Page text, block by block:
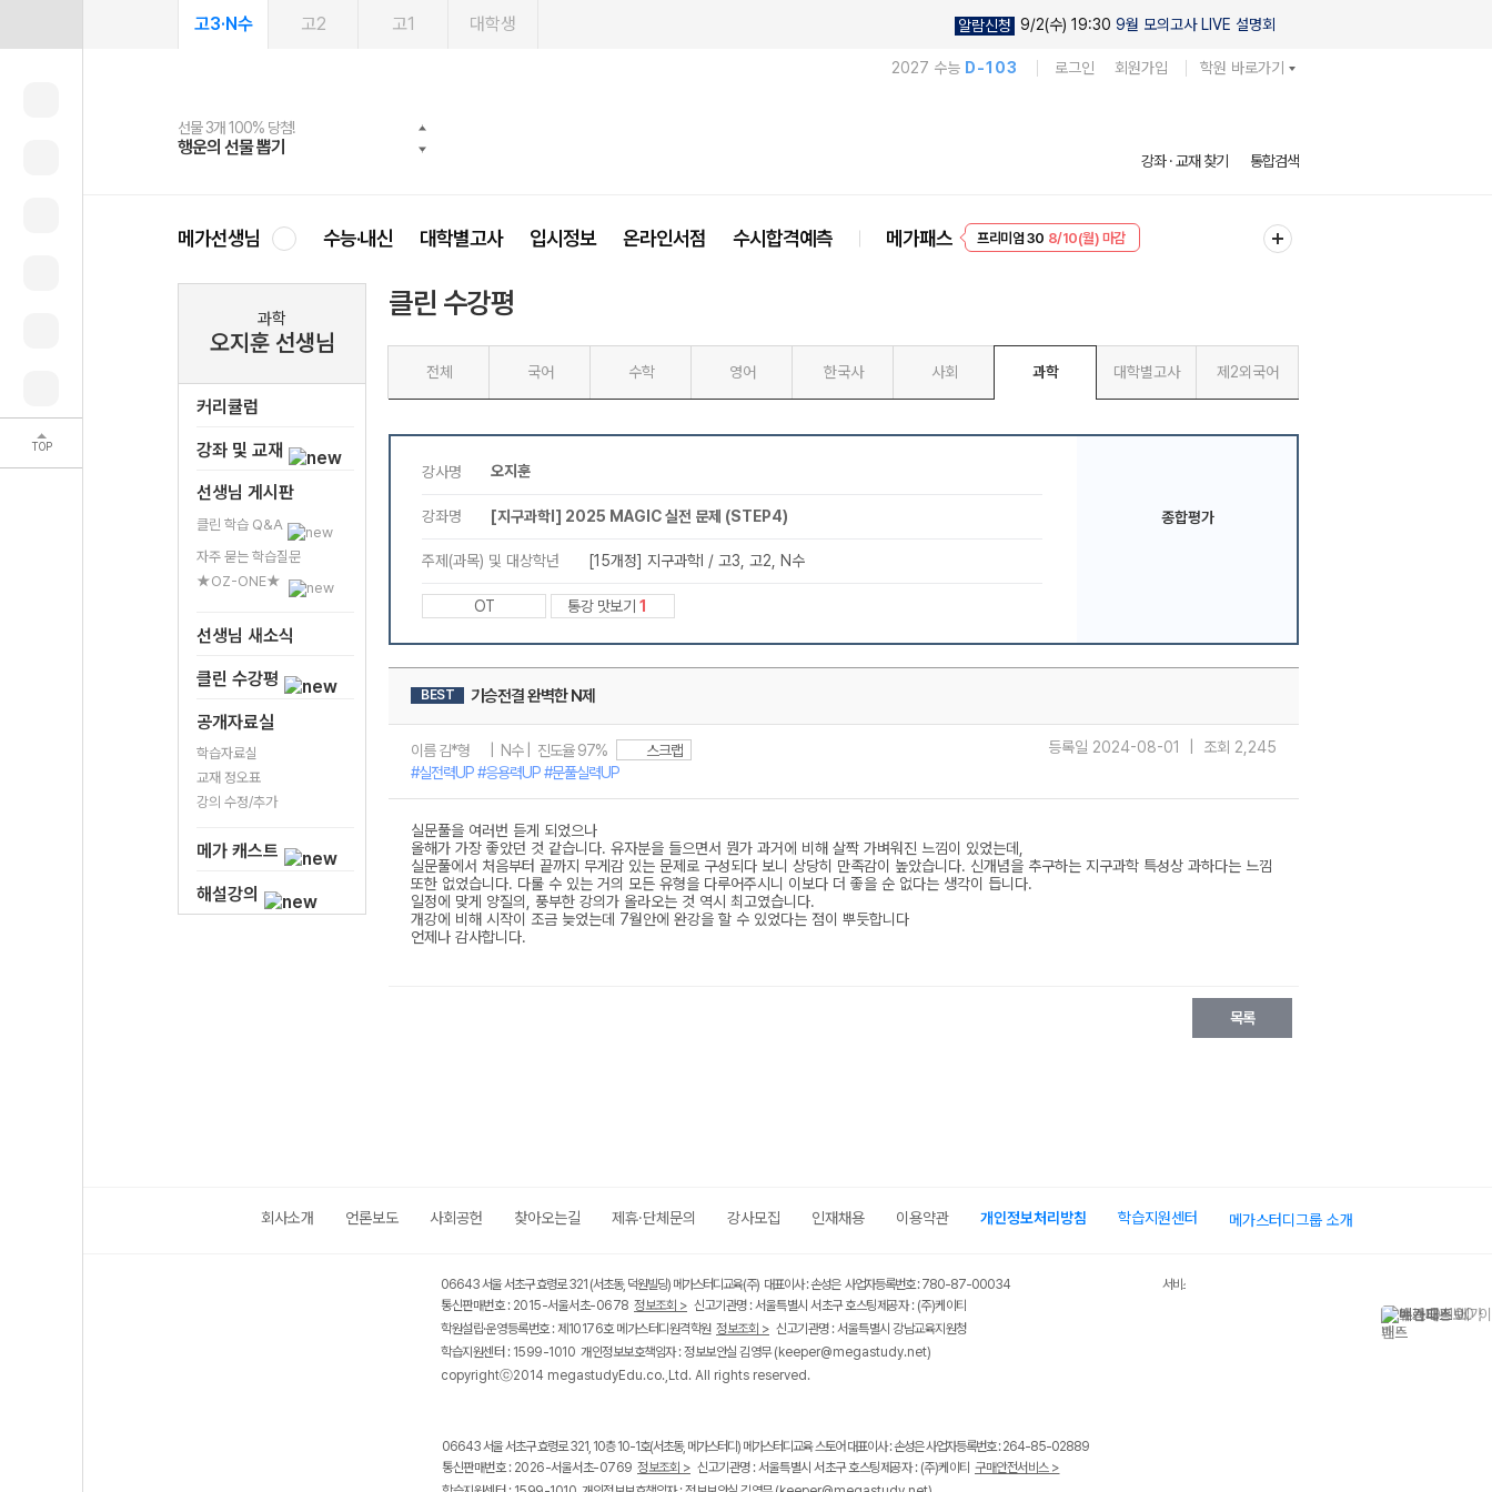
TOP
고3·N수 고2 고1 대학생 알람신청 9/2(수) 19:30 9월 모의고사 LIVE 설명회
2027 수능 D-103 로그인 회원가입 학원 바로가기
메가스터디
선물 3개 100% 당첨!
행운의 선물 뽑기
선물 100% 증정!
메가스터디 X 올리브
여름방학 스터디 캐시백
메가런 썸머스쿨
2027 러셀 단과
강사 공개선발
스마트러닝앱
설문 EVENT
메가패스
3일 무료 체험권
메가패스 수강생 무료혜택!
메가클럽 멤버십
사회공헌 캠페인
희망이룸 메가나눔
강좌 · 교재 찾기 통합검색
메가선생님 수능·내신 대학별고사 입시정보 온라인서점 수시합격예측 메가패스
프리미엄 30 8/10(월) 마감
과학
오지훈 선생님
커리큘럼
강좌 및 교재
선생님 게시판
클린 학습 Q&A
자주 묻는 학습질문
★OZ-ONE★
선생님 새소식
클린 수강평
공개자료실
학습자료실
교재 정오표
강의 수정/추가
메가 캐스트
해설강의
클린 수강평
전체 국어 수학 영어 한국사 사회 과학 대학별고사 제2외국어
회사소개 언론보도 사회공헌 찾아오는길 제휴·단체문의 강사모집 인재채용 이용약관 개인정보처리방침 학습지원센터 메가스터디그룹 소개
06643 서울 서초구 효령로 321 (서초동, 덕원빌딩) 메가스터디교육(주) 대표이사 : 손성은 사업자등록번호 : 780-87-00034
통신판매번호 : 2015-서울서초-0678 정보조회 > 신고기관명 : 서울특별시 서초구 호스팅제공자 : (주)케이티
학원설립·운영등록번호 : 제10176호 메가스터디원격학원 정보조회 > 신고기관명 : 서울특별시 강남교육지원청
학습지원센터 : 1599-1010 개인정보보호책임자 : 정보보안실 김영무(keeper@megastudy.net)
copyrightⓒ2014 megastudyEdu.co.,Ltd. All rights reserved.
서비스 가입사실 확인
06643 서울 서초구 효령로 321, 10층 10-1호(서초동, 메가스터디) 메가스터디교육 스토어 대표이사 : 손성은 사업자등록번호 : 264-85-02889
통신판매번호 : 2026-서울서초-0769 정보조회 > 신고기관명 : 서울특별시 서초구 호스팅제공자 : (주)케이티 구매안전서비스 >